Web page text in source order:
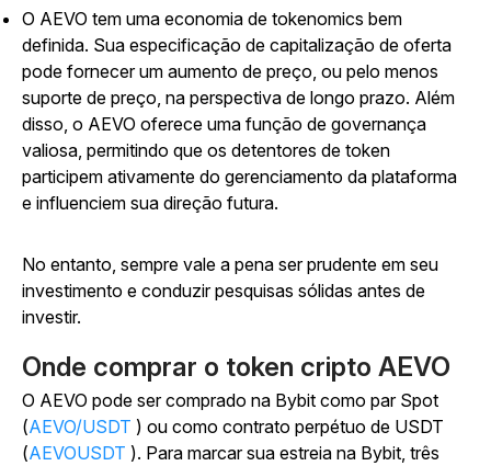
O AEVO tem uma economia de tokenomics bem
definida. Sua especificação de capitalização de oferta
pode fornecer um aumento de preço, ou pelo menos
suporte de preço, na perspectiva de longo prazo. Além
disso, o AEVO oferece uma função de governança
valiosa, permitindo que os detentores de token
participem ativamente do gerenciamento da plataforma
e influenciem sua direção futura.
No entanto, sempre vale a pena ser prudente em seu
investimento e conduzir pesquisas sólidas antes de
investir.
Onde comprar o token cripto AEVO
O AEVO pode ser comprado na Bybit como par Spot
(AEVO/USDT ) ou como contrato perpétuo de USDT
(AEVOUSDT ). Para marcar sua estreia na Bybit, três